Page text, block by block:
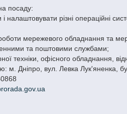
посаду:
налаштовувати різні операційні
мережевого обладнання та
та поштовими службами;
техніки, офісного обладнання,
м. Дніпро, вул. Левка Лук'яненка,
gov.ua